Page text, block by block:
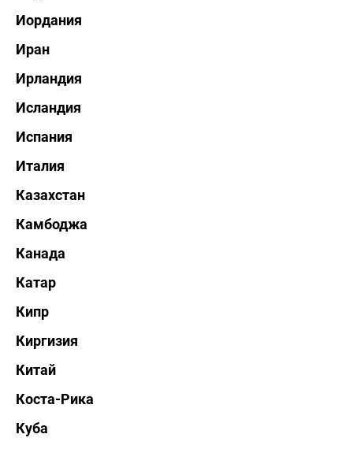
Иордания
Иран
Ирландия
Исландия
Испания
Италия
Казахстан
Камбоджа
Канада
Катар
Кипр
Киргизия
Китай
Коста-Рика
Куба